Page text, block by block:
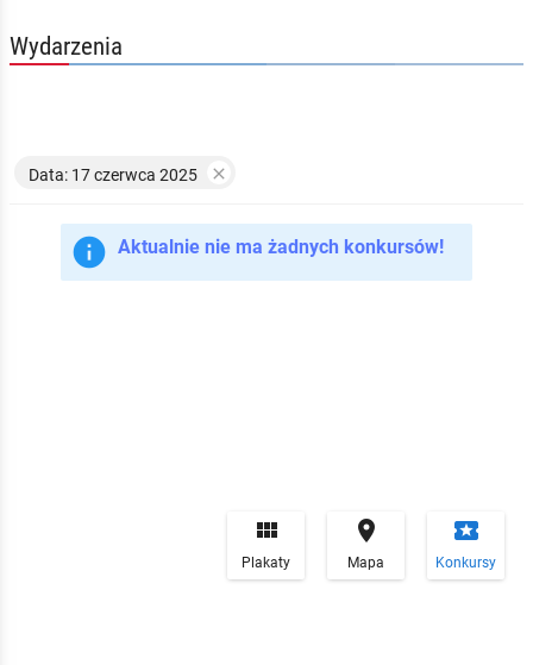
Wydarzenia

Plakaty

Mapa
local_play
Konkursy
Data: 17 czerwca 2025 
 Aktualnie nie ma żadnych konkursów!